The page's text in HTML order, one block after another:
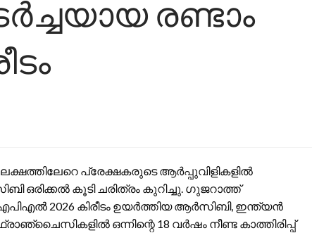
രണ്ടാം
പ്രേക്ഷകരുടെ ആർപ്പുവിളികളിൽ
ഒരിക്കൽ കൂടി ചരിത്രം കുറിച്ചു. ഗുജറാത്ത്
2026 കിരീടം ഉയർത്തിയ ആർ‌സി‌ബി, ഇന്ത്യൻ
ഒന്നിന്റെ 18 വർഷം നീണ്ട കാത്തിരിപ്പ്